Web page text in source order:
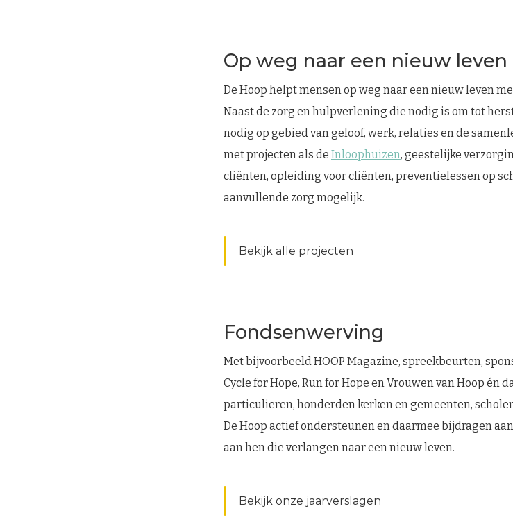
Op weg naar een nieuw leven
De Hoop helpt mensen op weg naar een nieuw leven
Naast de zorg en hulpverlening die nodig is om tot
nodig op gebied van geloof, werk, relaties en de
met projecten als de Inloophuizen, geestelijke
cliënten, opleiding voor cliënten, preventielessen op
aanvullende zorg mogelijk.
Bekijk alle projecten
Fondsenwerving
Met bijvoorbeeld HOOP Magazine, spreekbeurten,
Cycle for Hope, Run for Hope en Vrouwen van Hoop én
particulieren, honderden kerken en gemeenten,
De Hoop actief ondersteunen en daarmee bijdragen
aan hen die verlangen naar een nieuw leven.
Bekijk onze jaarverslagen